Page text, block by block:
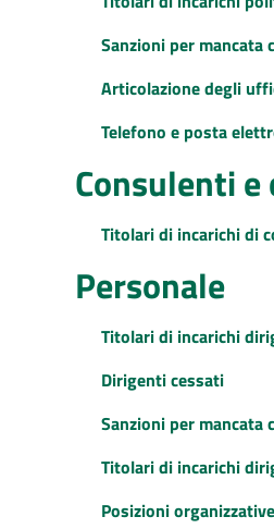
Sanzioni per mancata
Articolazione degli
Telefono e posta
Consulenti
Titolari di incarichi di
Personale
Titolari di incarichi
Dirigenti cessati
Sanzioni per mancata
Titolari di incarichi
Posizioni organizzative